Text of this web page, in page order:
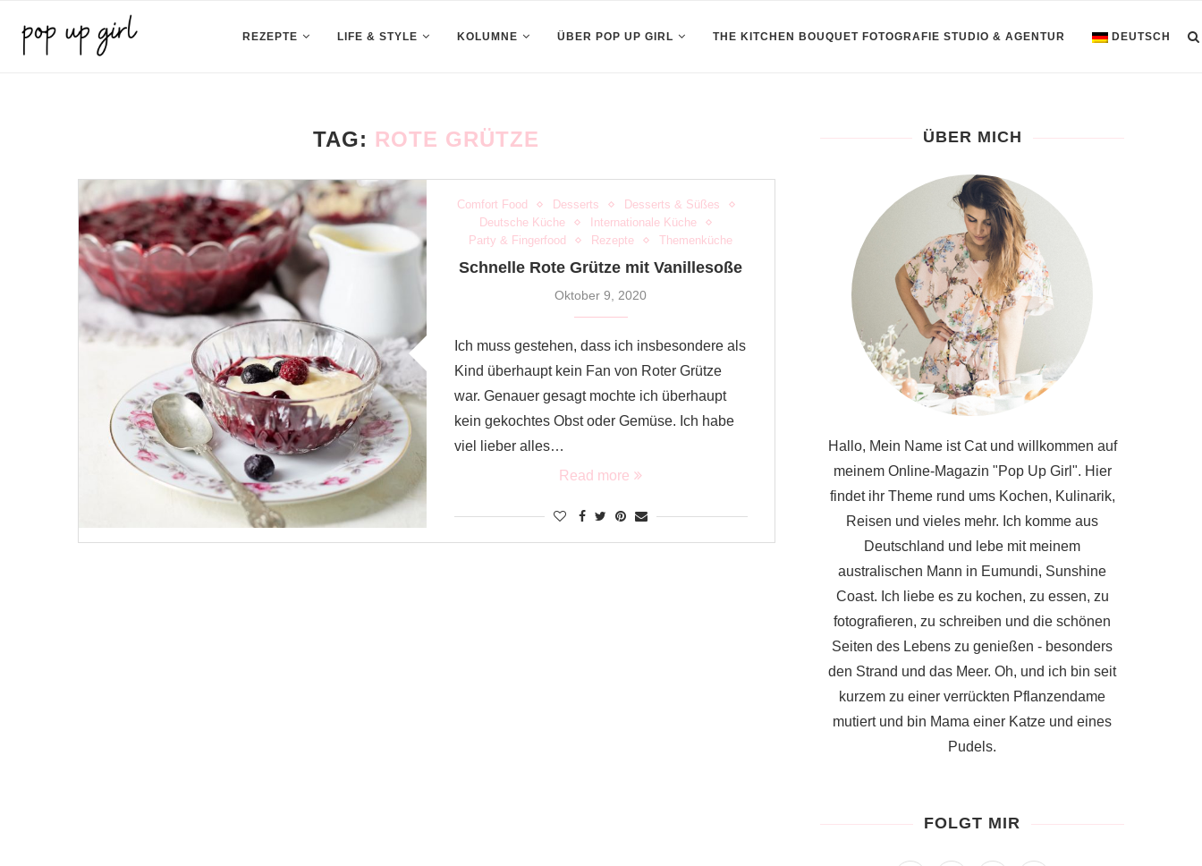
REZEPTE LIFE & STYLE KOLUMNE ÜBER POP UP GIRL THE KITCHEN BOUQUET FOTOGRAFIE STUDIO & AGENTUR DEUTSCH
TAG: ROTE GRÜTZE
Comfort Food Desserts
Desserts & Süßes
Deutsche Küche
Internationale Küche
Party & Fingerfood
Rezepte Themenküche
Schnelle Rote Grütze mit Vanillesoße
Oktober 9, 2020
Ich muss gestehen, dass ich insbesondere als
Kind überhaupt kein Fan von Roter Grütze
war. Genauer gesagt mochte ich überhaupt
kein gekochtes Obst oder Gemüse. Ich habe
viel lieber alles…
Read more
ÜBER MICH
Hallo, Mein Name ist Cat und willkommen auf
meinem Online-Magazin "Pop Up Girl". Hier
findet ihr Theme rund ums Kochen, Kulinarik,
Reisen und vieles mehr. Ich komme aus
Deutschland und lebe mit meinem
australischen Mann in Eumundi, Sunshine
Coast. Ich liebe es zu kochen, zu essen, zu
fotografieren, zu schreiben und die schönen
Seiten des Lebens zu genießen - besonders
den Strand und das Meer. Oh, und ich bin seit
kurzem zu einer verrückten Pflanzendame
mutiert und bin Mama einer Katze und eines
Pudels.
FOLGT MIR